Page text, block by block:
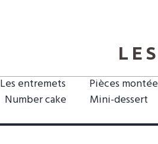
Les entremets Pièces
Number cake Mini-dessert